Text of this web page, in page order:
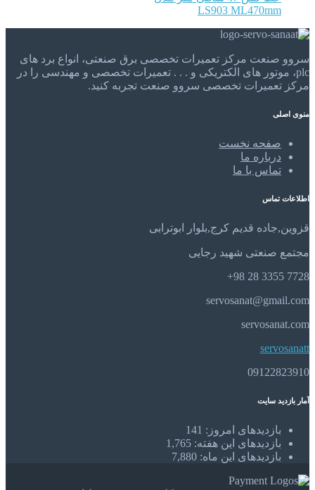
LS903 ML470mm
سروو صنعت مرکز تعمیرات تخصصی برق صنعتی، انواع برد های
plc، موتور های الکتریکی و . . . تعمیرات تخصصی و مهندسی را در
مرکز تعمیرات تخصصی سروو صنعت تجربه کنید.
منوی اصلی
صفحه نخست
درباره ما
تماس با ما
اطلاعات تماس
قزوین,جاده قدیم کرج,بلوار ابوترابی
مجتمع صنعتی شهید رجایی
7728 3355 28 98+
servosanat@gmail.com
servosanat.com
servosanatt
09122823910
آمار بازدید سایت
بازدیدهای امروز: 141
بازدیدهای این هفته: 1,765
بازدیدهای این ماه: 7,880